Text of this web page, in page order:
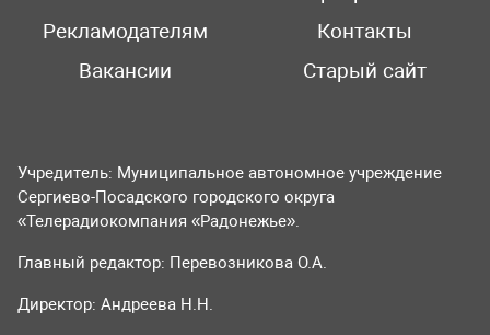
Рекламодателям
Контакты
Вакансии
Старый сайт
Учредитель: Муниципальное автономное учреждение
Сергиево-Посадского городского округа
«Телерадиокомпания «Радонежье».
Главный редактор: Перевозникова О.А.
Директор: Андреева Н.Н.